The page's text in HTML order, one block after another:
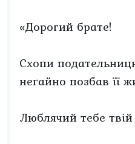
«Дорогий брате!
Схопи
негайно позбав її
Люблячий тебе